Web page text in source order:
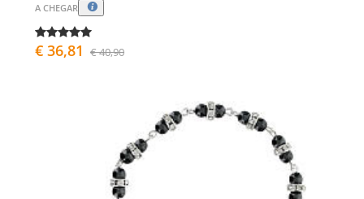
A CHEGAR
€ 36,81 € 40,90